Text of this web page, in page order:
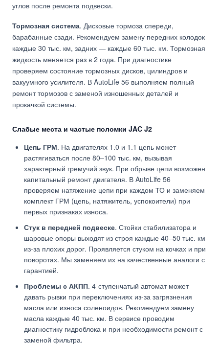
углов после ремонта подвески.
Тормозная система. Дисковые тормоза спереди,
барабанные сзади. Рекомендуем замену передних колодок
каждые 30 тыс. км, задних — каждые 60 тыс. км. Тормозная
жидкость меняется раз в 2 года. При диагностике
проверяем состояние тормозных дисков, цилиндров и
вакуумного усилителя. В AutoLife 56 выполняем полный
ремонт тормозов с заменой изношенных деталей и
прокачкой системы.
Слабые места и частые поломки JAC J2
Цепь ГРМ. На двигателях 1.0 и 1.1 цепь может
растягиваться после 80–100 тыс. км, вызывая
характерный гремучий звук. При обрыве цепи возможен
капитальный ремонт двигателя. В AutoLife 56
проверяем натяжение цепи при каждом ТО и заменяем
комплект ГРМ (цепь, натяжитель, успокоители) при
первых признаках износа.
Стук в передней подвеске. Стойки стабилизатора и
шаровые опоры выходят из строя каждые 40–50 тыс. км
из-за плохих дорог. Проявляется стуком на кочках и при
поворотах. Мы заменяем их на качественные аналоги с
гарантией.
Проблемы с АКПП. 4-ступенчатый автомат может
давать рывки при переключениях из-за загрязнения
масла или износа соленоидов. Рекомендуем замену
масла каждые 40 тыс. км. В сервисе проводим
диагностику гидроблока и при необходимости ремонт с
заменой фильтра.